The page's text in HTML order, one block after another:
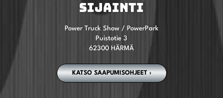
SIJAINTI
Power Truck Show / PowerPark
Puistotie 3
62300 HÄRMÄ
KATSO SAAPUMISOHJEET ›